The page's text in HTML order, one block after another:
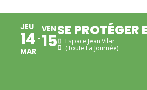
JEU
14
MAR
VEN
15
SE PROTÉGER
Espace Jean Vilar
(Toute La Journée)